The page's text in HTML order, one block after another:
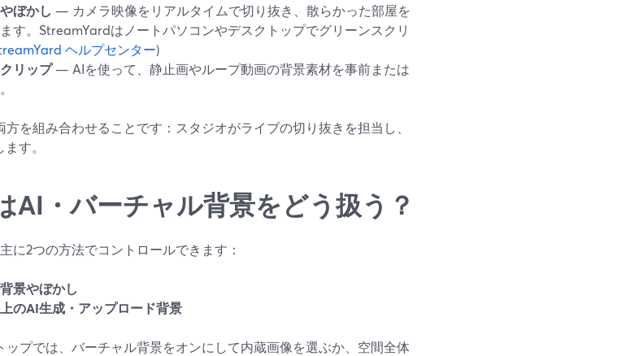
ぼかし — カメラ映像をリアルタイムで切り抜き、散らかった部屋を
す。StreamYardはノートパソコンやデスクトップでグリーンスクリ
ヘルプセンター)
リップ— AIを使って、静止画やループ動画の背景素材を事前または
を組み合わせることです：スタジオがライブの切り抜きを担当し、
す。
AI・バーチャル背景をどう扱う？
に2つの方法でコントロールできます：
景やぼかし
のAI生成・アップロード背景
ップでは、バーチャル背景をオンにして内蔵画像を選ぶか、空間全体